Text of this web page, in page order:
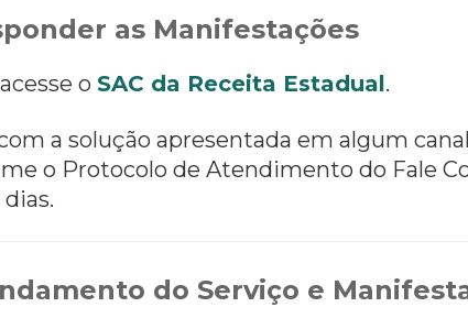
as Manifestações
o SAC da Receita Estadual.
a solução apresentada em algum
o Protocolo de Atendimento do Fale
do Serviço e